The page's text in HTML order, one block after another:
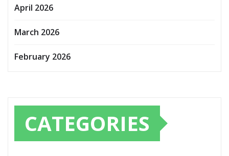
April 2026
March 2026
February 2026
CATEGORIES